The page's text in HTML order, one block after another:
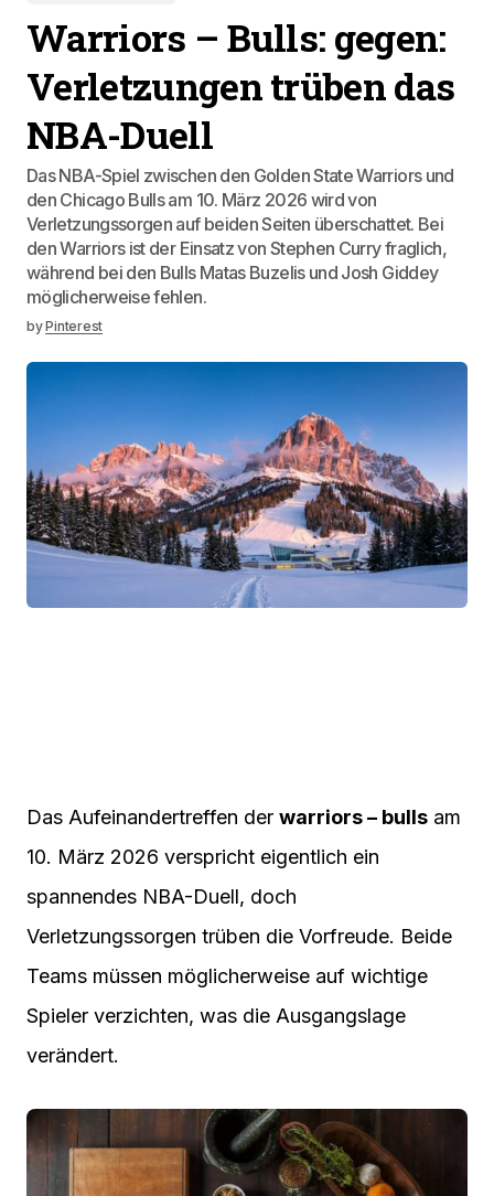
Warriors – Bulls: gegen:
Verletzungen trüben das
NBA-Duell
Das NBA-Spiel zwischen den Golden State Warriors und
den Chicago Bulls am 10. März 2026 wird von
Verletzungssorgen auf beiden Seiten überschattet. Bei
den Warriors ist der Einsatz von Stephen Curry fraglich,
während bei den Bulls Matas Buzelis und Josh Giddey
möglicherweise fehlen.
byPinterest
Das Aufeinandertreffen der warriors – bulls am
10. März 2026 verspricht eigentlich ein
spannendes NBA-Duell, doch
Verletzungssorgen trüben die Vorfreude. Beide
Teams müssen möglicherweise auf wichtige
Spieler verzichten, was die Ausgangslage
verändert.